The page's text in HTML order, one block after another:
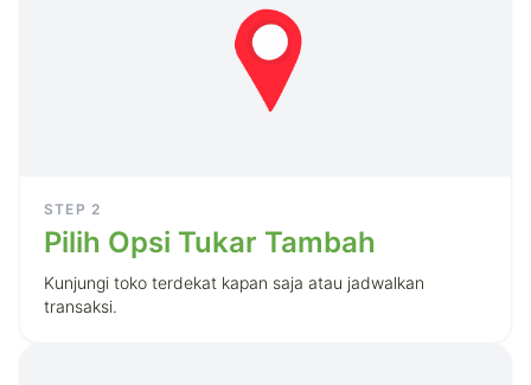
STEP 2
Pilih Opsi Tukar Tambah
Kunjungi toko terdekat kapan saja atau jadwalkan
transaksi.